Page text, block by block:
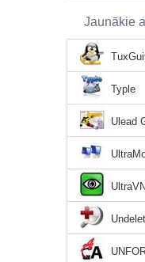
Jaunākie
Typle
Ulead